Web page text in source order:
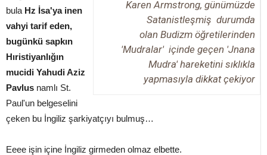
Karen Armstrong, günümüzde
Satanistleşmiş durumda
olan Budizm öğretilerinden
'Mudralar' içinde geçen 'Jnana
Mudra' hareketini sıklıkla
yapmasıyla dikkat çekiyor
bula Hz İsa'ya inen
vahyi tarif eden,
bugünkü sapkın
Hıristiyanlığın
mucidi Yahudi Aziz
Pavlus namlı St.
Paul'un belgeselini
çeken bu İngiliz şarkiyatçıyı bulmuş…
Eeee işin içine İngiliz girmeden olmaz elbette.